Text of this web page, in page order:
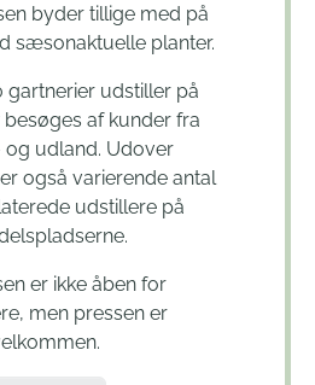
byder tillige med på
sæsonaktuelle planter.
gartnerier udstiller på
besøges af kunder fra
og udland. Udover
også varierende antal
udstillere på
er ikke åben for
men pressen er